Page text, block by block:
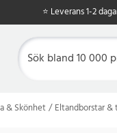
⭐ Leverans 1-2
& Skönhet Eltandborstar &